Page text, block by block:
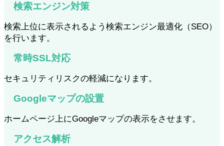
検索エンジン対策
検索上位に表示されるよう検索エンジン最適化（SEO）
を行います。
常時SSL対応
セキュリティリスクの軽減になります。
Googleマップの設置
ホームページ上にGoogleマップの表示をさせます。
アクセス解析